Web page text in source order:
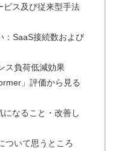
ビス及び従来型手法
：SaaS接続数および
ス負荷低減効果
」評価から見る
なること・改善し
ついて思うところ